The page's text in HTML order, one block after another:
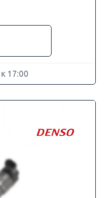
17:00